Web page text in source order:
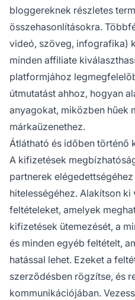
bloggereknek részletes
összehasonlításokra.
videó, szöveg, infografika)
minden affiliate
platformjához
útmutatást ahhoz, hogyan
anyagokat, miközben hűek
márkaüzenethez.
Átlátható és időben történő
A kifizetések
partnerek
hitelességéhez. Alakítson
feltételeket, amelyek
kifizetések ütemezését, a
és minden egyéb feltételt,
hatással lehet. Ezeket a
szerződésben rögzítse, és
kommunikációjában.